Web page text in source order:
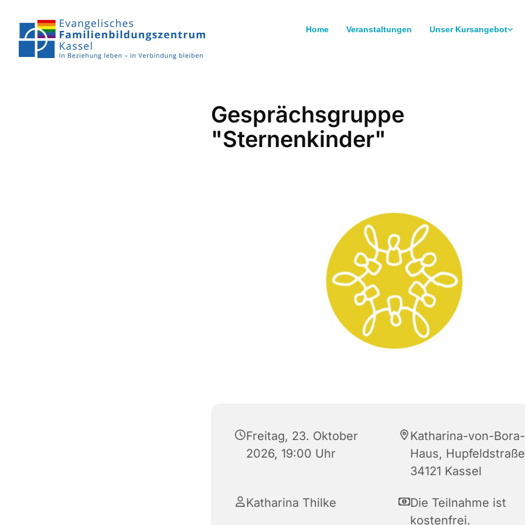
Home Veranstaltungen Unser Kursangebot
Gesprächsgruppe
"Sternenkinder"
Freitag, 23. Oktober
2026, 19:00 Uhr
Katharina-von-Bora-
Haus,
34121 Kassel
Katharina Thilke
Die Teilnahme ist
kostenfrei.